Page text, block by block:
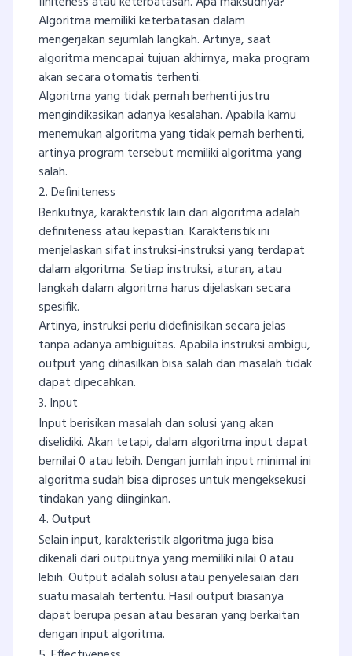
Algoritma memiliki keterbatasan dalam
mengerjakan sejumlah langkah. Artinya, saat
algoritma mencapai tujuan akhirnya, maka program
akan secara otomatis terhenti.
Algoritma yang tidak pernah berhenti justru
mengindikasikan adanya kesalahan. Apabila kamu
menemukan algoritma yang tidak pernah berhenti,
artinya program tersebut memiliki algoritma yang
salah.
2. Definiteness
Berikutnya, karakteristik lain dari algoritma adalah
definiteness atau kepastian. Karakteristik ini
menjelaskan sifat instruksi-instruksi yang terdapat
dalam algoritma. Setiap instruksi, aturan, atau
langkah dalam algoritma harus dijelaskan secara
spesifik.
Artinya, instruksi perlu didefinisikan secara jelas
tanpa adanya ambiguitas. Apabila instruksi ambigu,
output yang dihasilkan bisa salah dan masalah tidak
dapat dipecahkan.
3. Input
Input berisikan masalah dan solusi yang akan
diselidiki. Akan tetapi, dalam algoritma input dapat
bernilai 0 atau lebih. Dengan jumlah input minimal ini
algoritma sudah bisa diproses untuk mengeksekusi
tindakan yang diinginkan.
4. Output
Selain input, karakteristik algoritma juga bisa
dikenali dari outputnya yang memiliki nilai 0 atau
lebih. Output adalah solusi atau penyelesaian dari
suatu masalah tertentu. Hasil output biasanya
dapat berupa pesan atau besaran yang berkaitan
dengan input algoritma.